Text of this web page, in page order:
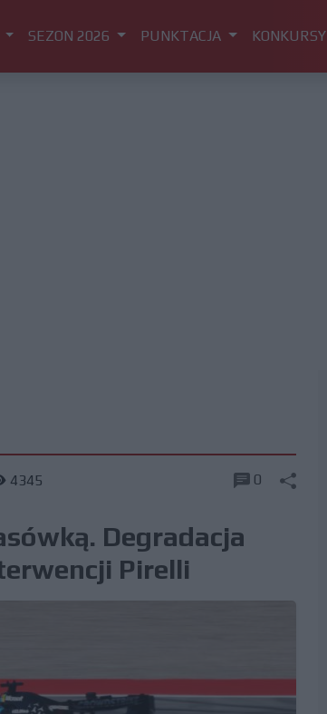
SEZON 2026 PUNKTACJA KONKURSY
4345 0
Degradacja
Pirelli